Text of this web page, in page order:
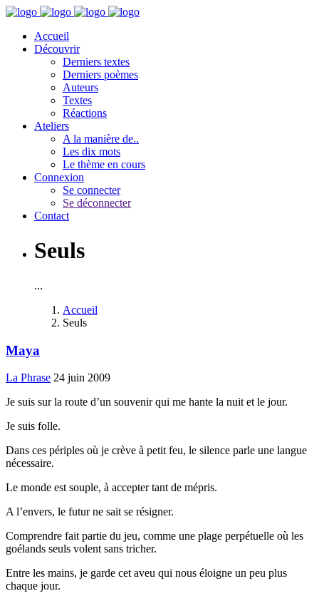
Accueil
Découvrir
Derniers textes
Derniers poèmes
Auteurs
Textes
Réactions
Ateliers
A la manière de..
Les dix mots
Le thème en cours
Connexion
Se connecter
Se déconnecter
Contact
Seuls
...
Accueil
Seuls
Maya
La Phrase 24 juin 2009
Je suis sur la route d’un souvenir qui me hante la nuit et le jour.
Je suis folle.
Dans ces périples où je crève à petit feu, le silence parle une langue
nécessaire.
Le monde est souple, à accepter tant de mépris.
A l’envers, le futur ne sait se résigner.
Comprendre fait partie du jeu, comme une plage perpétuelle où les
goélands seuls volent sans tricher.
Entre les mains, je garde cet aveu qui nous éloigne un peu plus
chaque jour.